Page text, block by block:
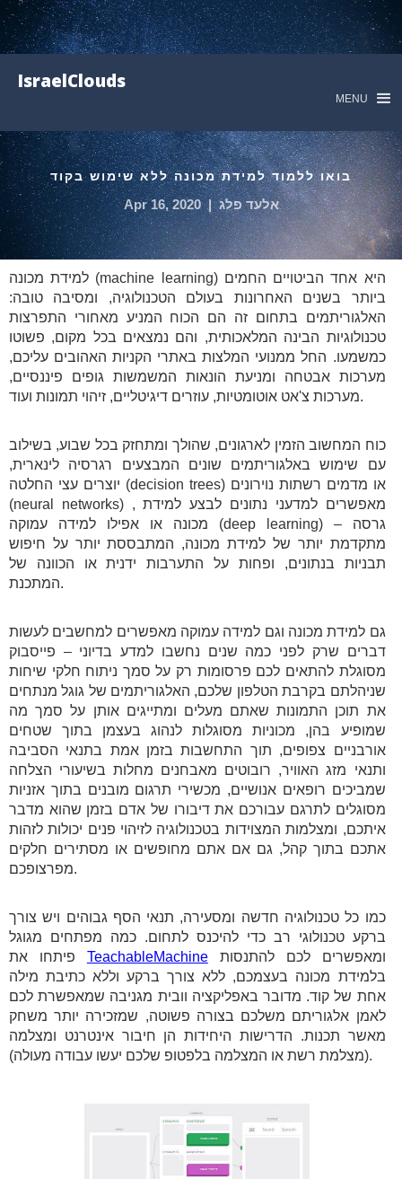
IsraelClouds
MENU
בואו ללמוד למידת מכונה ללא שימוש בקוד
אלעד פלג |
Apr 16, 2020
למידת מכונה (machine learning) היא אחד הביטויים החמים
ביותר בשנים האחרונות בעולם הטכנולוגיה, ומסיבה טובה:
האלגוריתמים בתחום זה הם הכוח המניע מאחורי התפרצות
טכנולוגיות הבינה המלאכותית, והם נמצאים בכל מקום, פשוטו
כמשמעו. החל ממנועי המלצות באתרי הקניות האהובים עליכם,
מערכות אבטחה ומניעת הונאות המשמשות גופים פיננסיים,
מערכות צ'אט אוטומטיות, עוזרים דיגיטליים, זיהוי תמונות ועוד.
כוח המחשוב הזמין לארגונים, שהולך ומתחזק בכל שבוע, בשילוב
עם שימוש באלגוריתמים שונים המבצעים רגרסיה לינארית,
יוצרים עצי החלטה (decision trees) או מדמים רשתות נוירונים
(neural networks) , מאפשרים למדעני נתונים לבצע למידת
מכונה או אפילו למידה עמוקה (deep learning) – גרסה
מתקדמת יותר של למידת מכונה, המתבססת יותר על חיפוש
תבניות בנתונים, ופחות על התערבות ידנית או הכוונה של
המתכנת.
גם למידת מכונה וגם למידה עמוקה מאפשרים למחשבים לעשות
דברים שרק לפני כמה שנים נחשבו למדע בדיוני – פייסבוק
מסוגלת להתאים לכם פרסומות רק על סמך ניתוח חלקי שיחות
שניהלתם בקרבת הטלפון שלכם, האלגוריתמים של גוגל מנתחים
את תוכן התמונות שאתם מעלים ומתייגים אותן על סמך מה
שמופיע בהן, מכוניות מסוגלות לנהוג בעצמן בתוך שטחים
אורבניים צפופים, תוך התחשבות בזמן אמת בתנאי הסביבה
ותנאי מזג האוויר, רובוטים מאבחנים מחלות בשיעורי הצלחה
שמביכים רופאים אנושיים, מכשירי תרגום מובנים בתוך אזניות
מסוגלים לתרגם עבורכם את דיבורו של אדם בזמן שהוא מדבר
איתכם, ומצלמות המצוידות בטכנולוגיה לזיהוי פנים יכולות לזהות
אתכם בתוך קהל, גם אם אתם מחופשים או מסתירים חלקים
מפרצופכם.
כמו כל טכנולוגיה חדשה ומסעירה, תנאי הסף גבוהים ויש צורך
ברקע טכנולוגי רב כדי להיכנס לתחום. כמה מפתחים מגוגל
TeachableMachineומאפשרים לכם להתנסות
בלמידת מכונה בעצמכם, ללא צורך ברקע וללא כתיבת מילה
אחת של קוד. מדובר באפליקציה וובית מגניבה שמאפשרת לכם
לאמן אלגוריתם משלכם בצורה פשוטה, שמזכירה יותר משחק
מאשר תכנות. הדרישות היחידות הן חיבור אינטרנט ומצלמה
(מצלמת רשת או המצלמה בלפטופ שלכם יעשו עבודה מעולה).